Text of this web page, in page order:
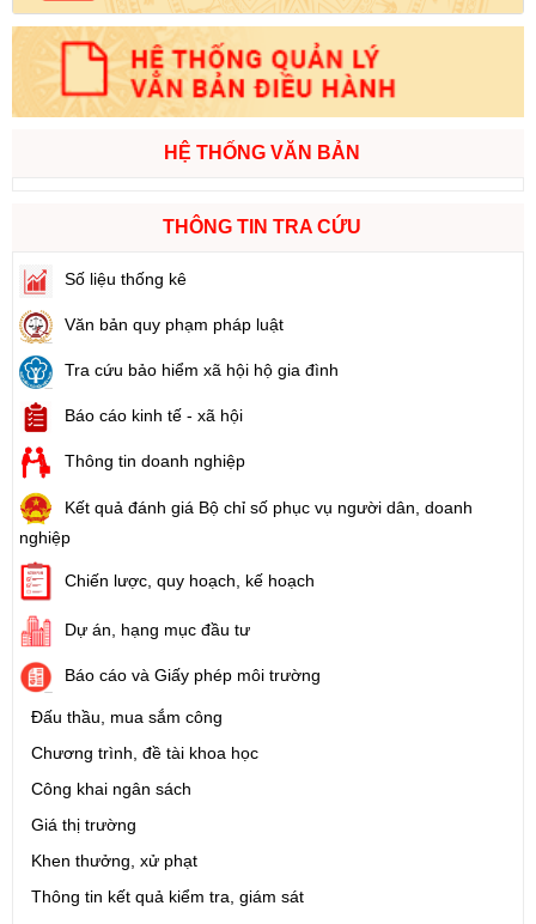
HỆ THỐNG VĂN BẢN
THÔNG TIN TRA CỨU
Số liệu thống kê
Văn bản quy phạm pháp luật
Tra cứu bảo hiểm xã hội hộ gia đình
Báo cáo kinh tế - xã hội
Thông tin doanh nghiệp
Kết quả đánh giá Bộ chỉ số phục vụ người dân, doanh
nghiệp
Chiến lược, quy hoạch, kế hoạch
Dự án, hạng mục đầu tư
Báo cáo và Giấy phép môi trường
Đấu thầu, mua sắm công
Chương trình, đề tài khoa học
Công khai ngân sách
Giá thị trường
Khen thưởng, xử phạt
Thông tin kết quả kiểm tra, giám sát